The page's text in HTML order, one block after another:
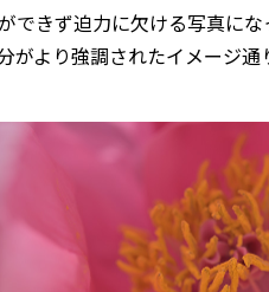
きず迫力に欠ける写真に
より強調されたイメージ通